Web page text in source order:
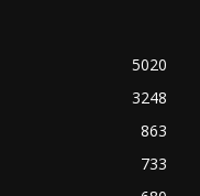
5020
3248
863
733